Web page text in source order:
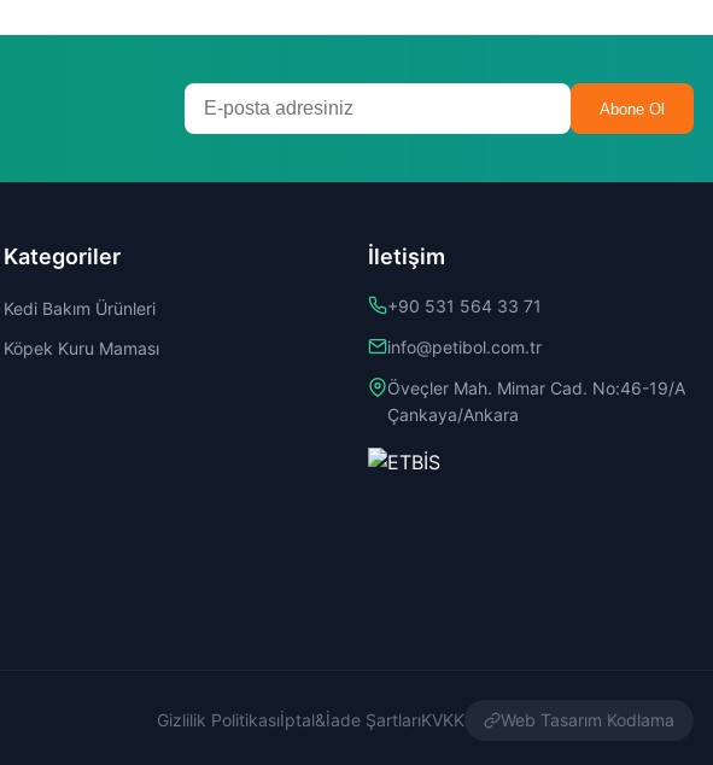
Abone Ol
Kategoriler
Kedi Bakım Ürünleri
Köpek Kuru Maması
İletişim
+90 531 564 33 71
info@petibol.com.tr
Öveçler Mah. Mimar Cad. No:46-19/A
Çankaya/Ankara
Gizlilik Politikasıİptal&İade ŞartlarıKVKK Web Tasarım Kodlama